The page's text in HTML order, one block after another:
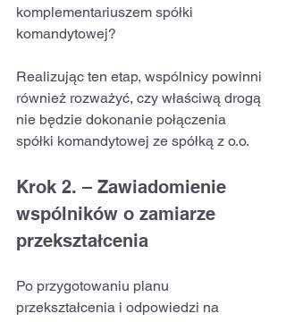
komplementariuszem spółki
komandytowej?
Realizując ten etap, wspólnicy powinni
również rozważyć, czy właściwą drogą
nie będzie dokonanie połączenia
spółki komandytowej ze spółką z o.o.
Krok 2. – Zawiadomienie
wspólników o zamiarze
przekształcenia
Po przygotowaniu planu
przekształcenia i odpowiedzi na